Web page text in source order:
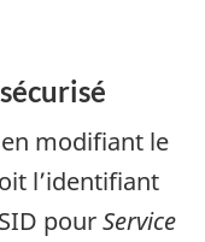
modifiant le
l’identifiant
pourService